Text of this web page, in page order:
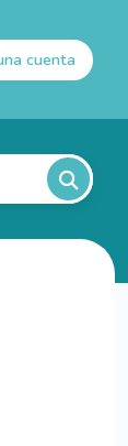
cuenta